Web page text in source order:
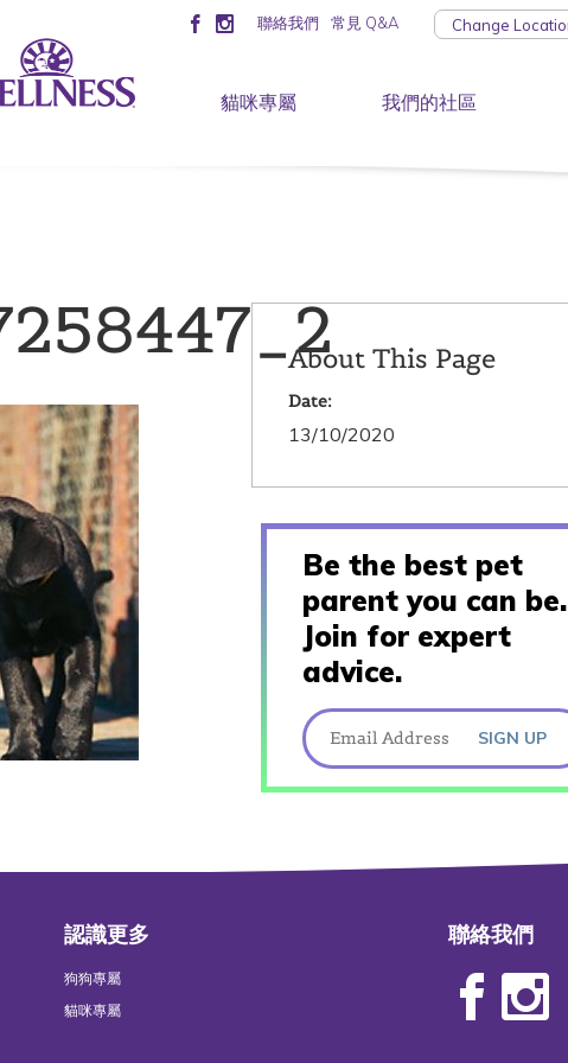
聯絡我們 常見 Q&A
貓咪專屬 我們的社區
About This Page
Date:
13/10/2020
Be the best pet
parent you can be.
Join for expert
advice.
SIGN UP
認識更多
狗狗專屬
貓咪專屬
聯絡我們